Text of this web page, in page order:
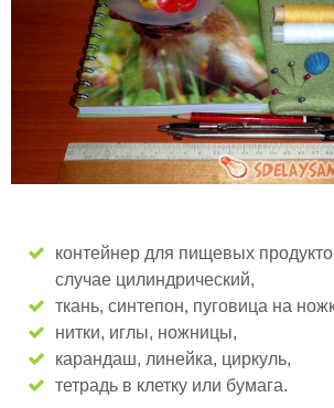
контейнер для пищевых
случае цилиндрический,
ткань, синтепон, пуговица на
нитки, иглы, ножницы,
карандаш, линейка, циркуль,
тетрадь в клетку или бумага.